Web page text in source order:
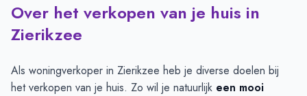
Over het verkopen van je huis in
Zierikzee
Als woningverkoper in Zierikzee heb je diverse doelen bij
het verkopen van je huis. Zo wil je natuurlijk een mooi